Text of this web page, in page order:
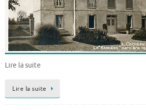
Lire la suite
Lire la suite